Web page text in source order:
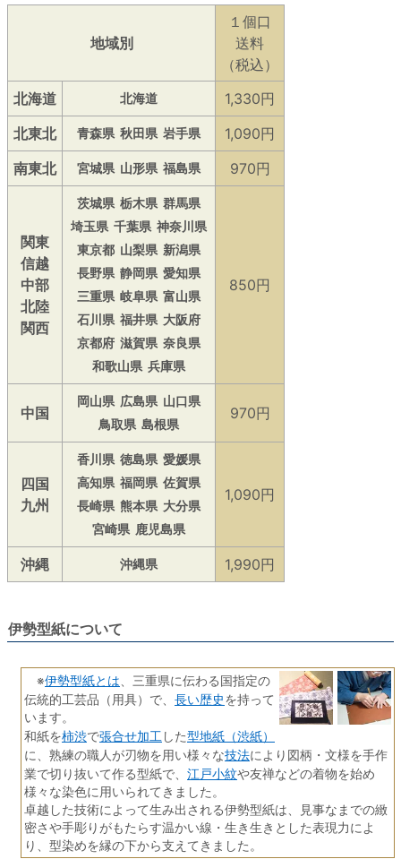
地域別
１個口
送料
（税込）
北海道
北海道
1,330円
北東北
青森県 秋田県 岩手県
1,090円
南東北
宮城県 山形県 福島県 970円
関東
信越
中部
北陸
関西
茨城県 栃木県 群馬県
埼玉県 千葉県 神奈川県
東京都 山梨県 新潟県
長野県 静岡県 愛知県
三重県 岐阜県 富山県
石川県 福井県 大阪府
京都府 滋賀県 奈良県
和歌山県 兵庫県
850円
中国
岡山県 広島県 山口県
鳥取県 島根県
970円
四国
九州
香川県 徳島県 愛媛県
高知県 福岡県 佐賀県
長崎県 熊本県 大分県
宮崎県 鹿児島県
1,090円
沖縄 沖縄県 1,990円
伊勢型紙について
※伊勢型紙とは 、三重県に伝わる国指定の
伝統的工芸品（用具）で、 長い歴史を持って
います。
和紙を柿渋で張合せ加工 した型地紙（渋紙）
に、熟練の職人が刃物を用い様々な技法により図柄・文様を手作
業で切り抜いて作る型紙で、 江戸小紋や友禅などの着物を始め
様々な染色に用いられてきました。
卓越した技術によって生み出される伊勢型紙は、見事なまでの緻
密さや手彫りがもたらす温かい線・生き生きとした表現力によ
り、型染めを縁の下から支えてきました。